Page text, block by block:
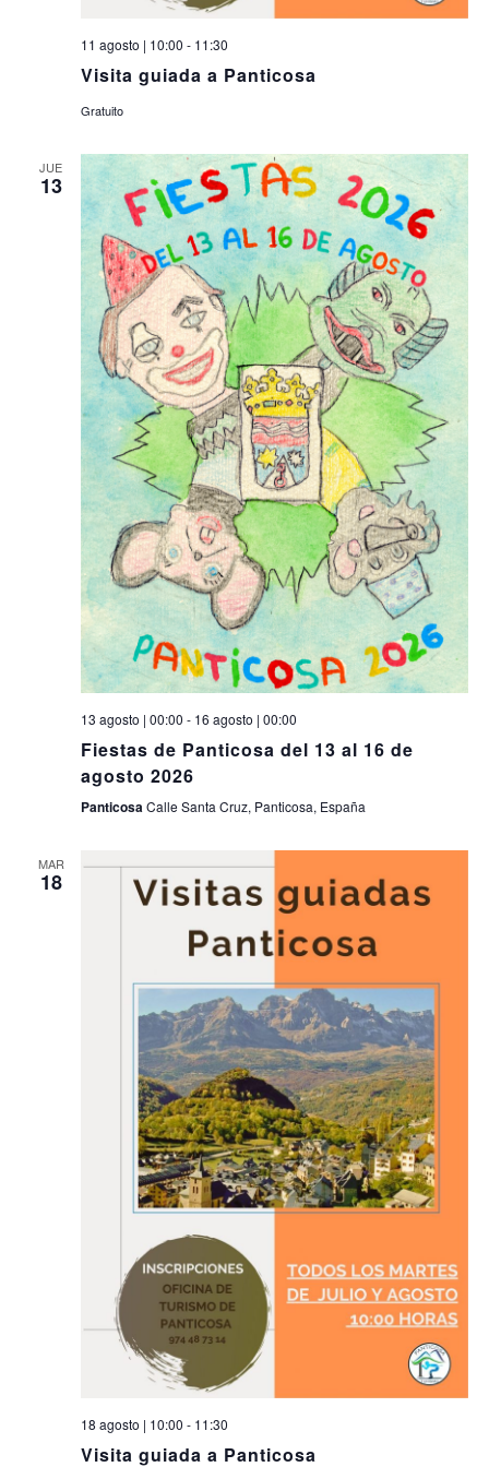
11 agosto | 10:00 - 11:30
Visita guiada a Panticosa
Gratuito
JUE
13
13 agosto | 00:00 - 16 agosto | 00:00
Fiestas de Panticosa del 13 al 16 de
agosto 2026
PanticosaCalle Santa Cruz, Panticosa, España
MAR
18
18 agosto | 10:00 - 11:30
Visita guiada a Panticosa